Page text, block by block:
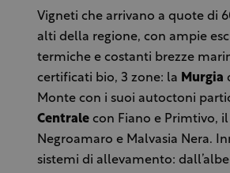
Vigneti che arrivano a quote di
alti della regione, con ampie
termiche e costanti brezze
certificati bio, 3 zone: la Murgia
Monte con i suoi autoctoni
Centralecon Fiano e Primtivo, il
Negroamaro e Malvasia Nera.
sistemi di allevamento: